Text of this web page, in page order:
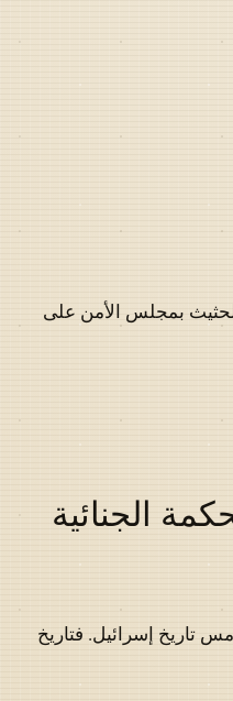
بمجلس الأمن على
الجنائية
تاريخ إسرائيل. فتاريخ